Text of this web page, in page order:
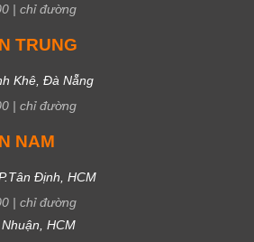
| chỉ đường
TRUNG
Khê, Đà Nẵng
| chỉ đường
NAM
Định, HCM
| chỉ đường
HCM